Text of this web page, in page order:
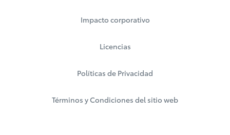
Impacto corporativo
Licencias
Políticas de Privacidad
Términos y Condiciones del sitio web